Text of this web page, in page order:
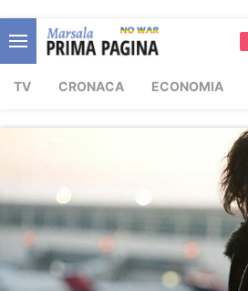
TV CRONACA ECONOMIA